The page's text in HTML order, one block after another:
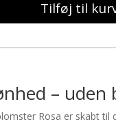
281,00 kr..
Tilføj til
–
Rosa er skabt til